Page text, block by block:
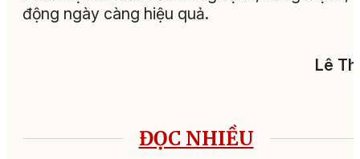
động ngày càng hiệu quả.
Lê
ĐỌC NHIỀU